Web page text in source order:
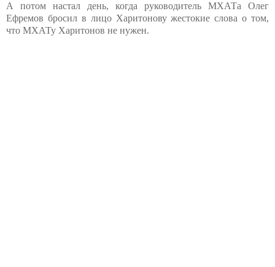
А потом настал день, когда руководитель МХАТа Олег
Ефремов бросил в лицо Харитонову жестокие слова о том,
что МХАТу Харитонов не нужен.